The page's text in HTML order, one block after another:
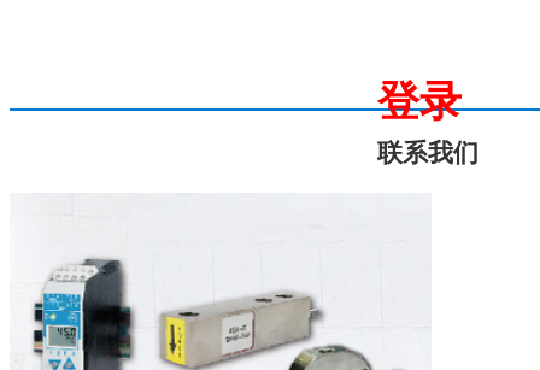
登录
联系我们